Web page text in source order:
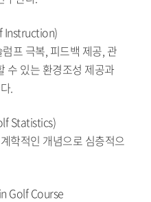
Instruction)
프 극복, 피드백 제공, 관
수 있는 환경조성 제공과
.
Statistics)
학적인 개념으로 심층적으
Golf Course